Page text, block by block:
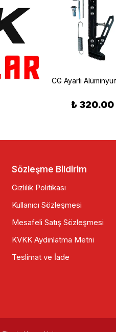
Vespa LX 125 Yarı Metalik Ön Fren Balatası (05/15) Braking 808SM1
₺ 320.00
Sözleşme Bildirim
Gizlilik Politikası
Kullanıcı Sözleşmesi
Mesafeli Satış Sözleşmesi
KVKK Aydınlatma Metni
Teslimat ve İade